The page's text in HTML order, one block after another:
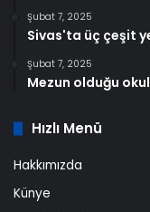
Şubat 7, 2025
Sivas'ta üç çeşit
Şubat 7, 2025
Mezun olduğu
Hızlı Menü
Hakkımızda
Künye